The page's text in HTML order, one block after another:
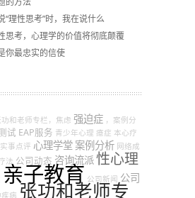
“理性思考”时，我在说什么
思考，心理学的价值将彻底颠覆
你最忠实的信使
功和老师专栏，焦虑 强迫症 ，案例分
试 EAP服务 青少年心理 癔症 本心疗
实事点评 心理学堂 案例分析 网络成
法 公司动态 咨询流派性心理
亲子教育 公司新闻 公司
病 张功和老师专